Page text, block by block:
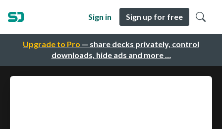
Upgrade to Pro — share decks privately, control
downloads, hide ads and more …
Sign in Sign up for free